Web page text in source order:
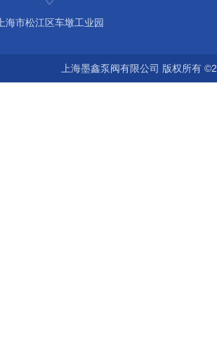
上海市松江区车墩工业园
上海墨鑫泵阀有限公司 版权所有